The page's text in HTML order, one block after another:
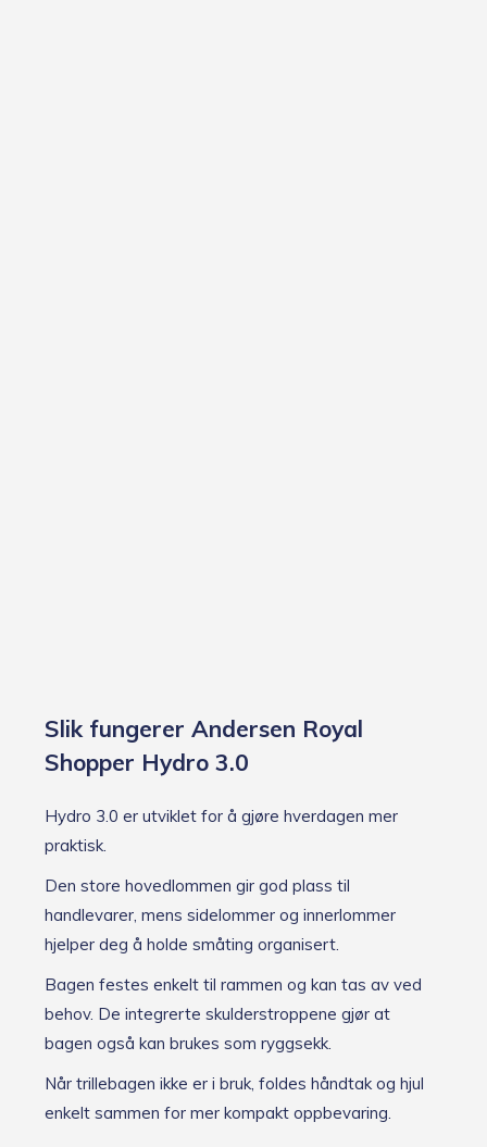
Slik fungerer Andersen Royal
Shopper Hydro 3.0
Hydro 3.0 er utviklet for å gjøre hverdagen mer
praktisk.
Den store hovedlommen gir god plass til
handlevarer, mens sidelommer og innerlommer
hjelper deg å holde småting organisert.
Bagen festes enkelt til rammen og kan tas av ved
behov. De integrerte skulderstroppene gjør at
bagen også kan brukes som ryggsekk.
Når trillebagen ikke er i bruk, foldes håndtak og hjul
enkelt sammen for mer kompakt oppbevaring.